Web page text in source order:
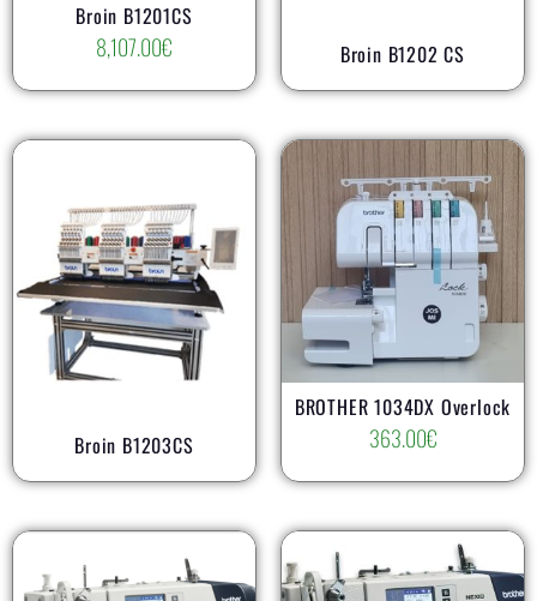
Broin B1201CS
8,107.00€ Broin B1202 CS
Broin B1203CS
BROTHER 1034DX Overlock
363.00€